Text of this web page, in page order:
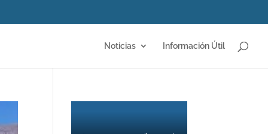
Noticias Información Útil